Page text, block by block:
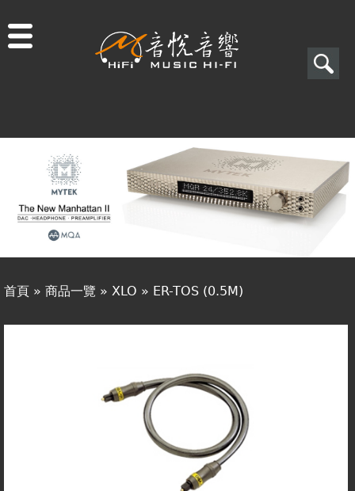
搜
表
單
搜
尋
商品一覽
二手專區
視聽專欄
購物須知
您
首頁 » 商品一覽 » XLO » ER-TOS (0.5M)